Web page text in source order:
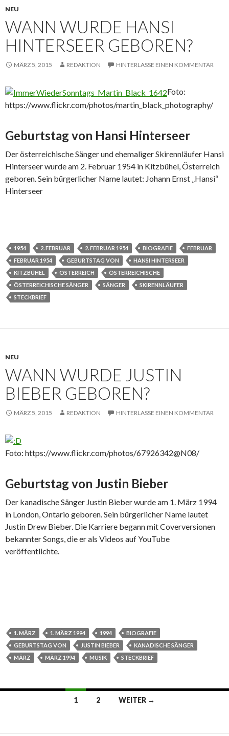
NEU
WANN WURDE HANSI
HINTERSEER GEBOREN?
MÄRZ 5, 2015 REDAKTION HINTERLASSE EINEN KOMMENTAR
Foto:
https://www.flickr.com/photos/martin_black_photography/
Geburtstag von Hansi Hinterseer
Der österreichische Sänger und ehemaliger Skirennläufer Hansi
Hinterseer wurde am 2. Februar 1954 in Kitzbühel, Österreich
geboren. Sein bürgerlicher Name lautet: Johann Ernst „Hansi“
Hinterseer
1954 2. FEBRUAR 2. FEBRUAR 1954 BIOGRAFIE
FEBRUAR
FEBRUAR 1954
GEBURTSTAG VON
HANSI HINTERSEER
KITZBÜHEL
ÖSTERREICH
ÖSTERREICHISCHE
ÖSTERREICHISCHE SÄNGER
SÄNGER
SKIRENNLÄUFER
STECKBRIEF
NEU
WANN WURDE JUSTIN
BIEBER GEBOREN?
MÄRZ 5, 2015 REDAKTION HINTERLASSE EINEN KOMMENTAR
Foto: https://www.flickr.com/photos/67926342@N08/
Geburtstag von Justin Bieber
Der kanadische Sänger Justin Bieber wurde am 1. März 1994
in London, Ontario geboren. Sein bürgerlicher Name lautet
Justin Drew Bieber. Die Karriere begann mit Coverversionen
bekannter Songs, die er als Videos auf YouTube
veröffentlichte.
1. MÄRZ 1. MÄRZ 1994 1994
BIOGRAFIE
GEBURTSTAG VON
JUSTIN BIEBER
KANADISCHE SÄNGER
MÄRZ
MÄRZ 1994 MUSIK STECKBRIEF
1 2 WEITER →